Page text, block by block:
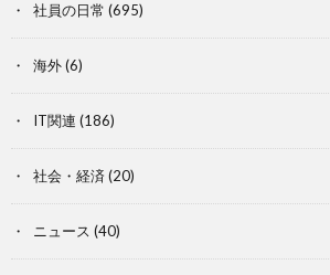
社員の日常 (695)
海外(6)
IT関連 (186)
社会・経済 (20)
ニュース (40)